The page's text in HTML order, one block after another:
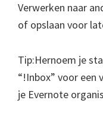
Verwerken naar
of opslaan voor
Tip:Hernoem je
“!Inbox” voor een
je Evernote